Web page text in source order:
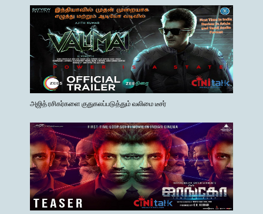
அஜித் ரசிகர்களை குதுகலப்படுத்தும் வலிமை டீசர்